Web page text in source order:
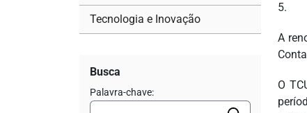
5.
A
O
Tecnologia e Inovação
Busca
Palavra-chave: